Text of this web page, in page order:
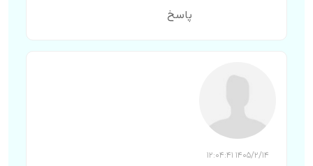
پاسخ
1405/2/14 12:04:41